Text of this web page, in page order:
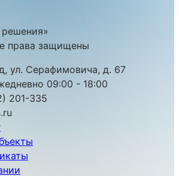
права защищены
ул. Серафимовича, д. 67
09:00 - 18:00
201-335